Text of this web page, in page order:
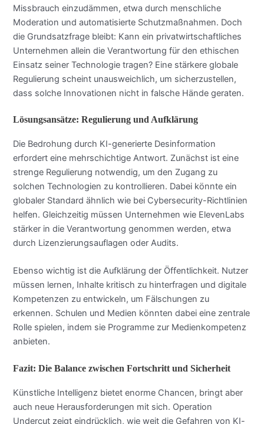
Missbrauch einzudämmen, etwa durch menschliche
Moderation und automatisierte Schutzmaßnahmen. Doch
die Grundsatzfrage bleibt: Kann ein privatwirtschaftliches
Unternehmen allein die Verantwortung für den ethischen
Einsatz seiner Technologie tragen? Eine stärkere globale
Regulierung scheint unausweichlich, um sicherzustellen,
dass solche Innovationen nicht in falsche Hände geraten.
Lösungsansätze: Regulierung und Aufklärung
Die Bedrohung durch KI-generierte Desinformation
erfordert eine mehrschichtige Antwort. Zunächst ist eine
strenge Regulierung notwendig, um den Zugang zu
solchen Technologien zu kontrollieren. Dabei könnte ein
globaler Standard ähnlich wie bei Cybersecurity-Richtlinien
helfen. Gleichzeitig müssen Unternehmen wie ElevenLabs
stärker in die Verantwortung genommen werden, etwa
durch Lizenzierungsauflagen oder Audits.
Ebenso wichtig ist die Aufklärung der Öffentlichkeit. Nutzer
müssen lernen, Inhalte kritisch zu hinterfragen und digitale
Kompetenzen zu entwickeln, um Fälschungen zu
erkennen. Schulen und Medien könnten dabei eine zentrale
Rolle spielen, indem sie Programme zur Medienkompetenz
anbieten.
Fazit: Die Balance zwischen Fortschritt und Sicherheit
Künstliche Intelligenz bietet enorme Chancen, bringt aber
auch neue Herausforderungen mit sich. Operation
Undercut zeigt eindrücklich, wie weit die Gefahren von KI-